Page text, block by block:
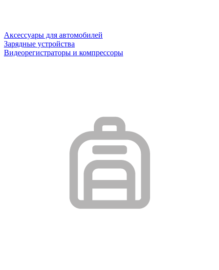
Аксессуары для автомобилей
Зарядные устройства
Видеорегистраторы и компрессоры